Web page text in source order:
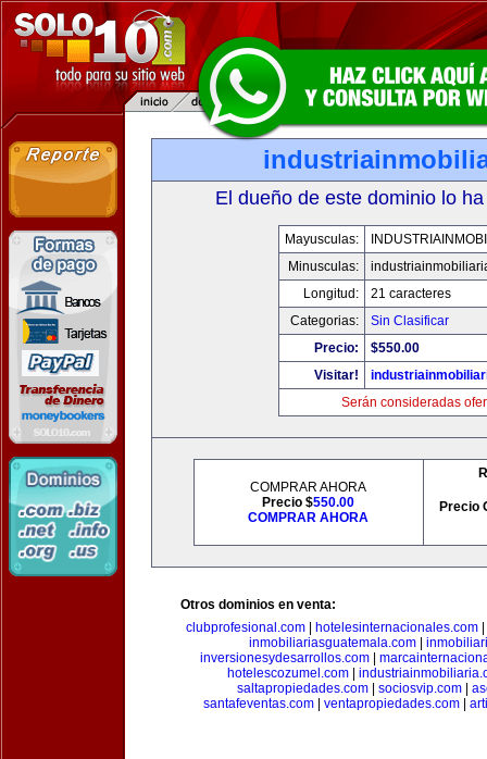
El dueño de este dominio lo
Mayusculas:
Minusculas:
Longitud:
21 caracteres
Categorias:
Sin Clasificar
Precio:
$550.00
Visitar!
Serán consideradas
COMPRAR AHORA
Precio $550.00
COMPRAR AHORA
Precio
Otros dominios en venta:
clubprofesional.com
hotelesinternacionales.com
inmobiliariasguatemala.com
inversionesydesarrollos.com|
hotelescozumel.com
saltapropiedades.com| sociosvip.com|
santafeventas.com| ventapropiedades.com|